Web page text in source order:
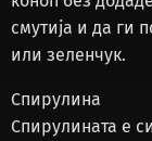
смутија и да ги
или зеленчук.
Спирулина
Спирулината е